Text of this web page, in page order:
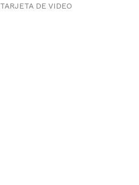
TARJETA DE VIDEO